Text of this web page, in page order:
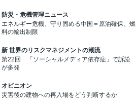
防災・危機管理ニュース
エネルギー危機、守り固める中国＝原油確保、燃
料の輸出制限
新 世界のリスクマネジメントの潮流
第22回 「ソーシャルメディア依存症」で訴訟
が多発
オピニオン
災害後の建物への再入場をどう判断するか